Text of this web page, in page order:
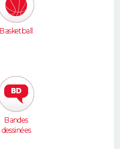
Basketball
Bandes
dessinées